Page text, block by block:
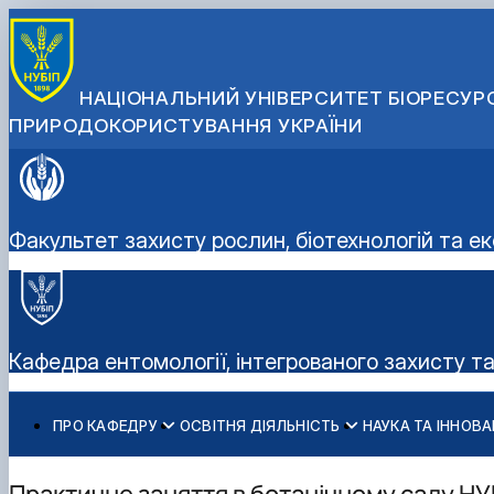
НАЦІОНАЛЬНИЙ УНІВЕРСИТЕТ
ПРИРОДОКОРИСТУВАННЯ УКРАЇНИ
Факультет захисту рослин, біотехнологій та
Кафедра ентомології, інтегрованого захисту
ПРО КАФЕДРУ
Історія кафедри
ОСВІТНЯ ДІЯЛЬНІСТЬ
ОС "Бакалавр"
НАУКА ТА
Науково-дослідна робота
Профорієнтаційна робота